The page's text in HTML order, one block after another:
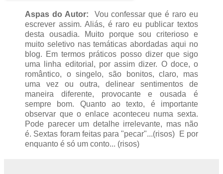
Aspas do Autor: Vou confessar que é raro eu
escrever assim. Aliás, é raro eu publicar textos
desta ousadia. Muito porque sou criterioso e
muito seletivo nas temáticas abordadas aqui no
blog. Em termos práticos posso dizer que sigo
uma linha editorial, por assim dizer. O doce, o
romântico, o singelo, são bonitos, claro, mas
uma vez ou outra, delinear sentimentos de
maneira diferente, provocante e ousada é
sempre bom. Quanto ao texto, é importante
observar que o enlace aconteceu numa sexta.
Pode parecer um detalhe irrelevante, mas não
é. Sextas foram feitas para "pecar"...(risos) E por
enquanto é só um conto... (risos)